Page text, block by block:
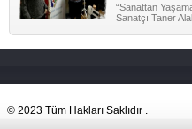
“Sanattan
Sanatçı Taner
© 2023 Tüm Hakları Saklıdır .